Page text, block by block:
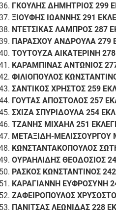
ΓΚΟΥΛΗΣ ΔΗΜΗΤΡΙΟΣ 299
ΞΙΟΥΦΗΣ ΙΩΑΝΝΗΣ 291
ΝΤΕΤΣΙΚΑΣ ΛΑΜΠΡΟΣ 287
ΠΑΡΑΣΧΟΥ ΑΝΔΡΟΥΛΑ 279
ΤΟΥΤΟΥΖΑ ΑΙΚΑΤΕΡΙΝΗ 278
ΚΑΡΑΜΠΙΝΑΣ ΑΝΤΩΝΙΟΣ
ΦΙΛΙΟΠΟΥΛΟΣ
ΣΑΝΤΙΚΟΣ ΧΡΗΣΤΟΣ 259
ΓΟΥΤΑΣ ΑΠΟΣΤΟΛΟΣ 257
ΣΧΙΖΑ ΣΠΥΡΙΔΟΥΛΑ 254
ΤΖΑΝΗΣ ΜΙΧΑΗΛ 251
ΜΕΤΑΞΙΔΗ-ΜΕΛΙΣΣΟΥΡΓΟΥ
ΚΩΝΣΤΑΝΤΑΚΟΠΟΥΛΟΣ
ΟΥΡΑΗΛΙΔΗΣ ΘΕΟΔΟΣΙΟΣ
ΡΑΣΚΟΣ ΚΩΝΣΤΑΝΤΙΝΟΣ
ΚΑΡΑΓΙΑΝΝΗ ΕΥΦΡΟΣΥΝΗ
ΖΑΦΕΙΡΟΠΟΥΛΟΣ
ΠΑΝΙΤΣΑΣ ΛΕΩΝΙΔΑΣ 228